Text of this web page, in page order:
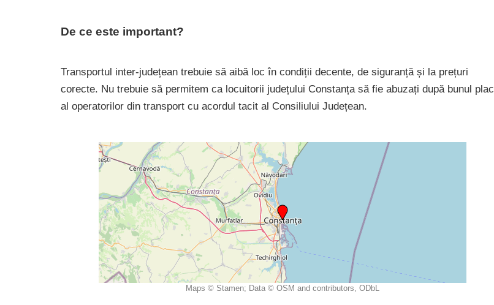
De ce este important?
Transportul inter-județean trebuie să aibă loc în condiții decente, de siguranță și la prețuri
corecte. Nu trebuie să permitem ca locuitorii județului Constanța să fie abuzați după bunul plac
al operatorilor din transport cu acordul tacit al Consiliului Județean.
Maps © Stamen; Data © OSM and contributors, ODbL